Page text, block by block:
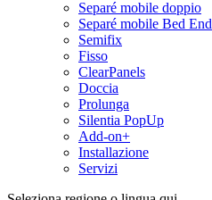
Separé mobile doppio
Separé mobile Bed End
Semifix
Fisso
ClearPanels
Doccia
Prolunga
Silentia PopUp
Add-on+
Installazione
Servizi